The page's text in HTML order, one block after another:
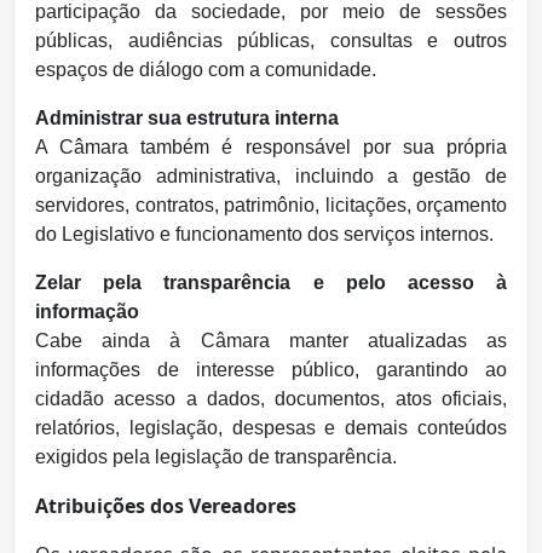
participação da sociedade, por meio de sessões
públicas, audiências públicas, consultas e outros
espaços de diálogo com a comunidade.
Administrar sua estrutura interna
A Câmara também é responsável por sua própria
organização administrativa, incluindo a gestão de
servidores, contratos, patrimônio, licitações, orçamento
do Legislativo e funcionamento dos serviços internos.
Zelar pela transparência e pelo acesso à
informação
Cabe ainda à Câmara manter atualizadas as
informações de interesse público, garantindo ao
cidadão acesso a dados, documentos, atos oficiais,
relatórios, legislação, despesas e demais conteúdos
exigidos pela legislação de transparência.
Atribuições dos Vereadores